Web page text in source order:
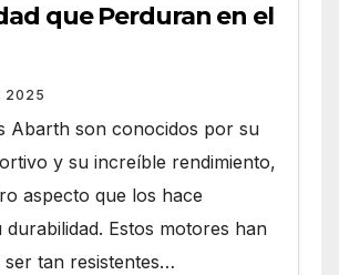
que Perduran en el
2025
Abarth son conocidos por su
y su increíble rendimiento,
aspecto que los hace
durabilidad. Estos motores han
ser tan resistentes…